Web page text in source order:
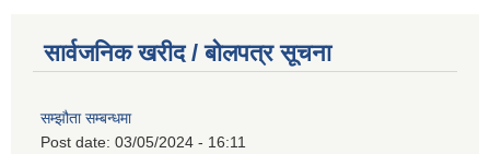
सार्वजनिक खरीद / बोलपत्र सूचना
सम्झौता सम्बन्धमा
Post date: 03/05/2024 - 16:11